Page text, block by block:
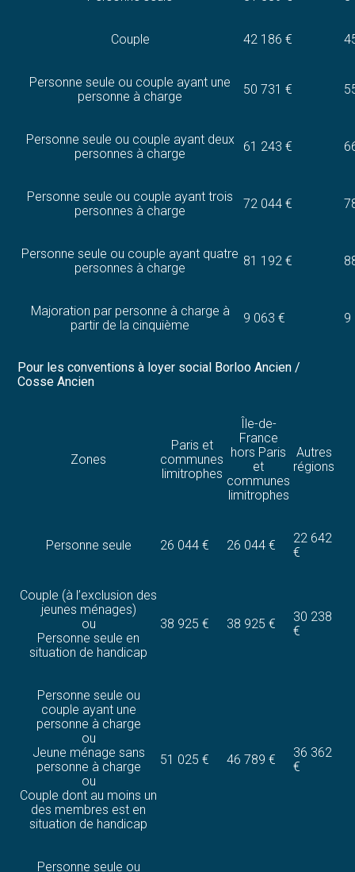
Couple 42 186 €
Personne seule ou couple ayant une
personne à charge
50 731 €
Personne seule ou couple ayant deux
personnes à charge
61 243 €
Personne seule ou couple ayant trois
personnes à charge
72 044 €
Personne seule ou couple ayant quatre
personnes à charge
81 192 €
Majoration par personne à charge à
partir de la cinquième
9 063 € 9
Pour les conventions à loyer social Borloo Ancien /
Cosse Ancien
Zones
Paris et
communes
limitrophes
Île-de-
France
hors Paris
et
communes
limitrophes
Autres
régions
Personne seule 26 044 € 26 044 €
22 642
€
Couple (à l’exclusion des
jeunes ménages)
ou
Personne seule en
situation de handicap
38 925 € 38 925 €
30 238
€
Personne seule ou
couple ayant une
personne à charge
ou
Jeune ménage sans
personne à charge
ou
Couple dont au moins un
des membres est en
situation de handicap
51 025 € 46 789 €
36 362
€
Personne seule ou